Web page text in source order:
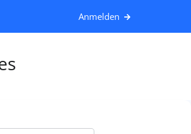
Anmelden